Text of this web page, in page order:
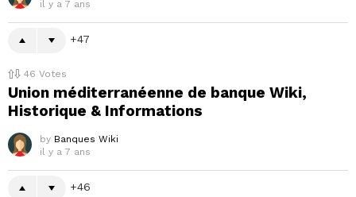
il y a 7 ans
47
46 Votes
Union méditerranéenne de banque Wiki,
Historique & Informations
by Banques Wiki
il y a 7 ans
46